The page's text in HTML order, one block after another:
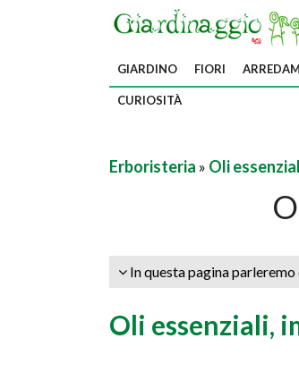
GIARDINO FIORI
CURIOSITÀ
Erboristeria » Oli
In questa pagina parleremo
Oli essenziali,